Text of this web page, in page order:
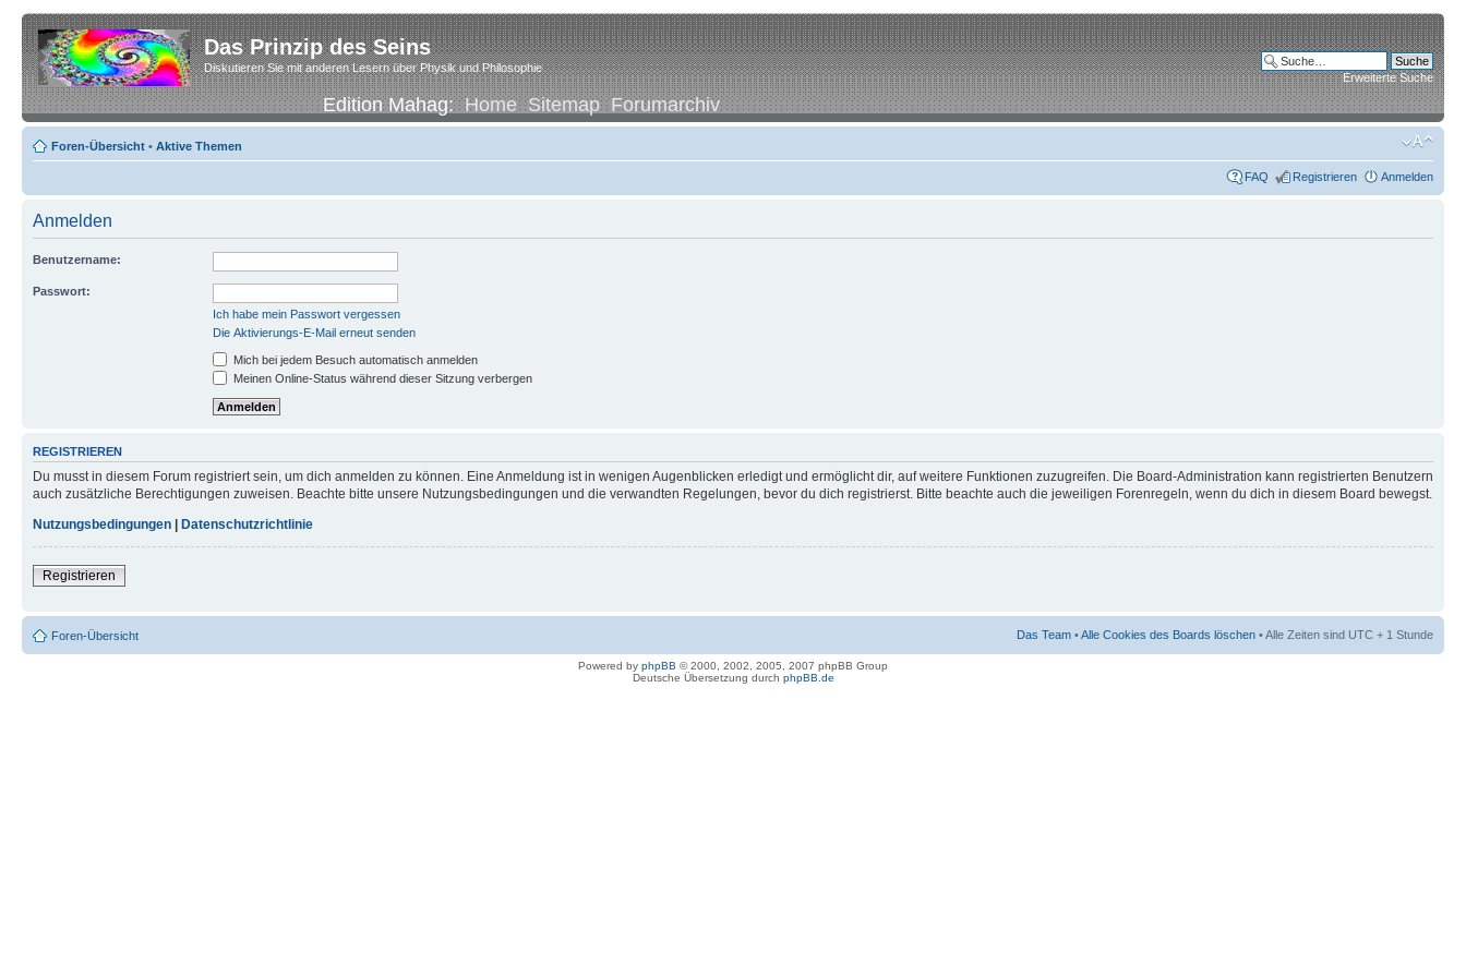
Das Prinzip des Seins
Diskutieren Sie mit anderen Lesern über Physik und Philosophie
Edition Mahag:Home Sitemap Forumarchiv
Erweiterte Suche
Foren-Übersicht • Aktive Themen
FAQ Registrieren Anmelden
Anmelden
Benutzername:
Passwort:
Ich habe mein Passwort vergessen
Die Aktivierungs-E-Mail erneut senden
Mich bei jedem Besuch automatisch anmelden
Meinen Online-Status während dieser Sitzung verbergen
REGISTRIEREN
Du musst in diesem Forum registriert sein, um dich anmelden zu können. Eine Anmeldung ist in wenigen Augenblicken erledigt und ermöglicht dir, auf weitere Funktionen zuzugreifen. Die Board-Administration kann registrierten Benutzern
auch zusätzliche Berechtigungen zuweisen. Beachte bitte unsere Nutzungsbedingungen und die verwandten Regelungen, bevor du dich registrierst. Bitte beachte auch die jeweiligen Forenregeln, wenn du dich in diesem Board bewegst.
Nutzungsbedingungen
Datenschutzrichtlinie
Registrieren
Foren-Übersicht Das Team •Alle Cookies des Boards löschen • Alle Zeiten sind UTC + 1 Stunde
Powered by phpBB © 2000, 2002, 2005, 2007 phpBB Group
Deutsche Übersetzung durch phpBB.de